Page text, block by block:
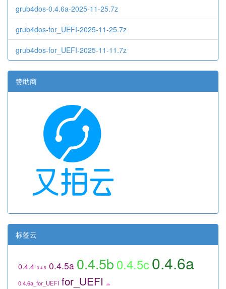
grub4dos-0.4.6a-2025-11-25.7z
grub4dos-for_UEFI-2025-11-25.7z
grub4dos-for_UEFI-2025-11-11.7z
赞助商
标签云
0.4.4 0.4.5 0.4.5a 0.4.5b 0.4.5c0.4.6a
0.4.6a_for_UEFI for_UEFI utils